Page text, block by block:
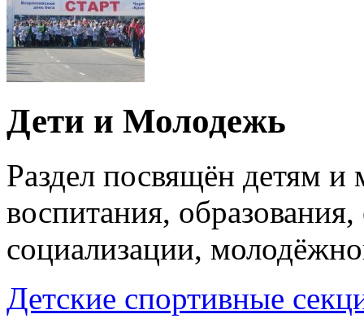
Дети и Молодежь
Раздел посвящён детям
воспитания,
социализации,
Детские спортивные